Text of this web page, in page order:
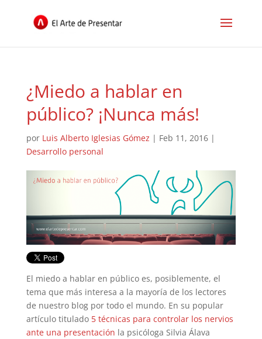
¿Miedo a hablar en
público? ¡Nunca más!
por Luis Alberto Iglesias Gómez | Feb 11, 2016|
Desarrollo personal
El miedo a hablar en público es, posiblemente, el
tema que más interesa a la mayoría de los lectores
de nuestro blog por todo el mundo. En su popular
artículo titulado 5 técnicas para controlar los nervios
ante una presentación la psicóloga Silvia Álava